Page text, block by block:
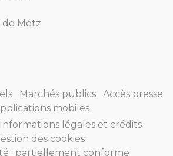
de Metz
Marchés publics
Accès presse
mobiles
Informations légales et crédits
des cookies
: partiellement conforme